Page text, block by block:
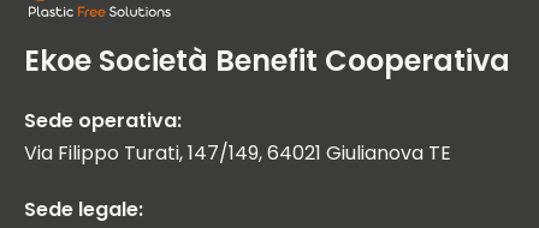
Ekoe Società Benefit Cooperativa
Sede operativa:
Via Filippo Turati, 147/149, 64021 Giulianova TE
Sede legale: